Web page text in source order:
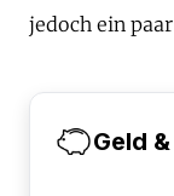
jedoch ein
Geld